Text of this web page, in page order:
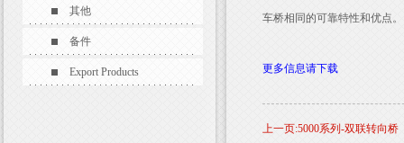
其他
备件
Export Products
车桥相同的可靠特性和优点。
更多信息请下载
上一页:5000系列-双联转向桥